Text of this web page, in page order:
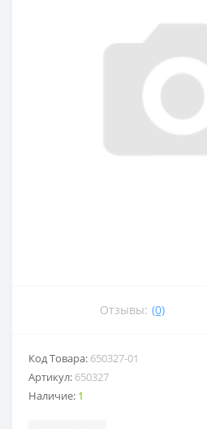
Отзывы: (0)
Код Товара: 650327-01
Артикул: 650327
Наличие: 1